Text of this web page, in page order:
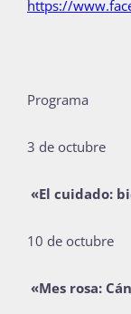
https://
Programa
3 de octubre
«El cuidado:
10 de octubre
«Mes rosa: